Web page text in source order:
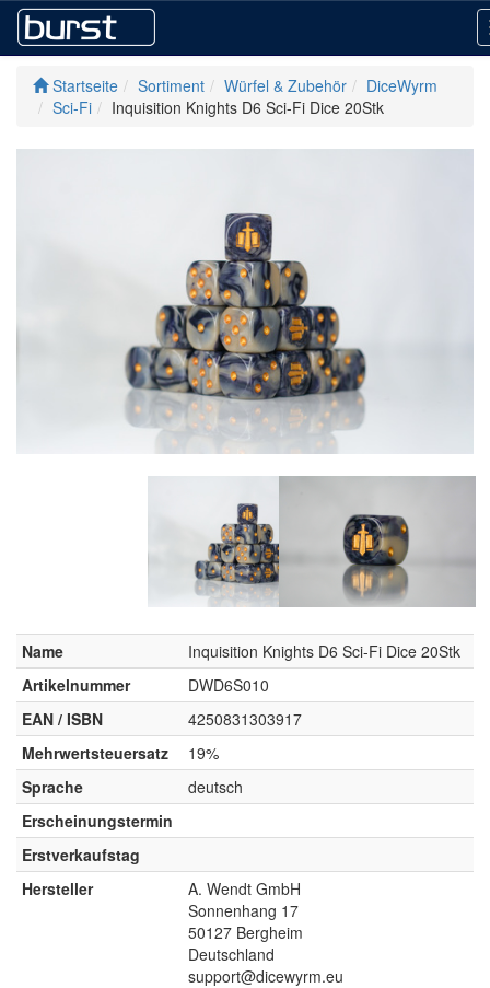
Startseite Sortiment Würfel & Zubehör
DiceWyrm
Sci-Fi
Inquisition Knights D6 Sci-Fi Dice 20Stk
Name
Inquisition Knights D6 Sci-Fi Dice 20Stk
Artikelnummer
DWD6S010
EAN / ISBN
4250831303917
Mehrwertsteuersatz
19%
Sprache
deutsch
Erscheinungstermin
Erstverkaufstag
Hersteller
A. Wendt GmbH
Sonnenhang 17
50127 Bergheim
Deutschland
support@dicewyrm.eu